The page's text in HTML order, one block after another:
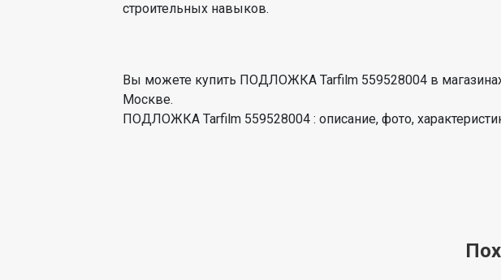
строительных навыков.
Вы можете купить ПОДЛОЖКА Tarfilm 559528004 в
Москве.
ПОДЛОЖКА Tarfilm 559528004 : описание, фото,